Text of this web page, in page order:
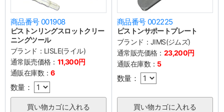
商品番号 001908
ピストンリングスロットクリー
ニングツール
ブランド： LISLE(ライル)
通常販売価格： 11,300円
通販在庫数：6
数量：
商品番号 002225
ピストンサポートプレート
ブランド： JIMS(ジムズ)
通常販売価格： 23,200円
通販在庫数： 5
数量：